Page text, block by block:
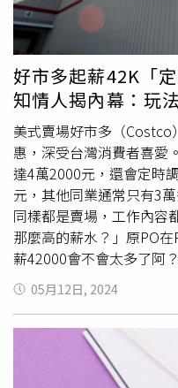
來更多的財富積累。天蠍
於隱藏自己的情感和想法
卻將變得異常耀眼。他們
充分的發揮，並且能夠準
此，天蠍座在這段時間的
績。同時，天蠍座的人也
展，從而獲得更多的收入
穩重，他們有著強烈的責
的財運將達到一個嶄新的
時間得到應有的回報，無
成果。此外，摩羯座在這
力的人物，這些人物將為
摩羯座的人也將在這段時
的規劃和佈局，為自己的
好市多起薪42K「
知情人揭內幕：玩
美式賣場好市多（
惠，深受台灣消費者喜愛
達4萬2000元，還會定時
元，其他同業通常只有3
同樣都是賣場，工作內容
那麼高的薪水？」原PO
薪42000會不會太多了阿
年，大多平均都有個5－
事情跟咱全X差不多，薪
都32000了，真的很可惡
工可以領那麼高的薪水？
「你要有關係才能進的去
05月12日, 2024